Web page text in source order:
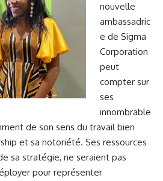
nouvelle
ambassadric
e de Sigma
Corporation
peut
compter sur
ses
innombrable
de son sens du travail bien
et sa notoriété. Ses ressources
sa stratégie, ne seraient pas
pour représenter